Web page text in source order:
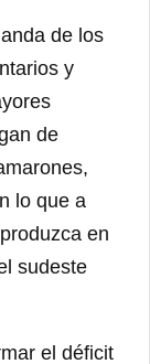
de los
y
de
lo que a
en
sudeste
el déficit